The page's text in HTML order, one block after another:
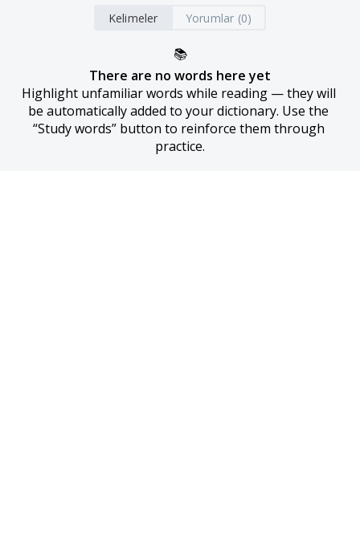
Kelimeler Yorumlar (0)
📚
There are no words here yet
Highlight unfamiliar words while reading — they will
be automatically added to your dictionary. Use the
“Study words” button to reinforce them through
practice.